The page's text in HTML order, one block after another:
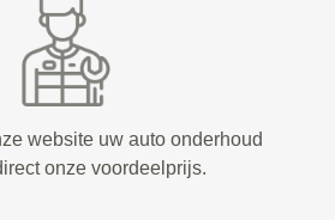
website uw auto onderhoud
onze voordeelprijs.